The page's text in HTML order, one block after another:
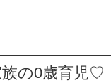
の0歳育児♡